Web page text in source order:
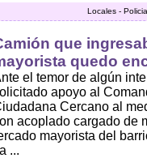
Locales -
que
quedo
el temor de algún
apoyo al
Cercano al
acoplado cargado de
mayorista del
...